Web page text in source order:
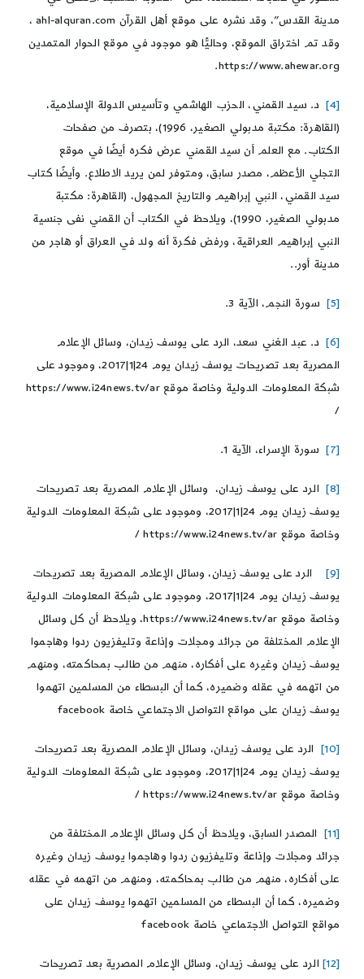
مدينة القدس”، وقد نشره على موقع أهل القرآن ahl-alquran.com ،
وقد تم اختراق الموقع، وحاليًّا هو موجود في موقع الحوار المتمدين
https://www.ahewar.org.
[4]
د. سيد القمني، الحزب الهاشمي وتأسيس الدولة الإسلامية،
(القاهرة: مكتبة مدبولي الصغير، 1996)، بتصرف من صفحات
الكتاب. مع العلم أن سيد القمني عرض فكره أيضًا في موقع
التجلي الأعظم، مصدر سابق، ومتوفر لمن يريد الاطلاع. وأيضًا كتاب
سيد القمني، النبي إبراهيم والتاريخ المجهول، (القاهرة: مكتبة
مدبولي الصغير، 1990)، ويلاحظ في الكتاب أن القمني نفى جنسية
النبي إبراهيم العراقية، ورفض فكرة أنه ولد في العراق أو هاجر من
مدينة أور..
[5] سورة النجم، الآية 3.
[6]
د. عبد الغني سعد، الرد على يوسف زيدان، وسائل الإعلام
المصرية بعد تصريحات يوسف زيدان يوم 24|1|2017، وموجود على
شبكة المعلومات الدولية وخاصة موقع https://www.i24news.tv/ar
/
[7] سورة الإسراء، الآية 1.
[8]
الرد على يوسف زيدان، وسائل الإعلام المصرية بعد تصريحات
يوسف زيدان يوم 24|1|2017، وموجود على شبكة المعلومات الدولية
وخاصة موقع https://www.i24news.tv/ar /
[9]
الرد على يوسف زيدان، وسائل الإعلام المصرية بعد تصريحات
يوسف زيدان يوم 24|1|2017، وموجود على شبكة المعلومات الدولية
وخاصة موقع https://www.i24news.tv/ar، ويلاحظ أن كل وسائل
الإعلام المختلفة من جرائد ومجلات وإذاعة وتليفزيون ردوا وهاجموا
يوسف زيدان وغيره على أفكاره، منهم من طالب بمحاكمته، ومنهم
من اتهمه في عقله وضميره، كما أن البسطاء من المسلمين اتهموا
يوسف زيدان على مواقع التواصل الاجتماعي خاصة facebook
[10]
الرد على يوسف زيدان، وسائل الإعلام المصرية بعد تصريحات
يوسف زيدان يوم 24|1|2017، وموجود على شبكة المعلومات الدولية
وخاصة موقع https://www.i24news.tv/ar /
[11]
المصدر السابق، ويلاحظ أن كل وسائل الإعلام المختلفة من
جرائد ومجلات وإذاعة وتليفزيون ردوا وهاجموا يوسف زيدان وغيره
على أفكاره، منهم من طالب بمحاكمته، ومنهم من اتهمه في عقله
وضميره، كما أن البسطاء من المسلمين اتهموا يوسف زيدان على
مواقع التواصل الاجتماعي خاصة facebook
[12]
الرد على يوسف زيدان، وسائل الإعلام المصرية بعد تصريحات